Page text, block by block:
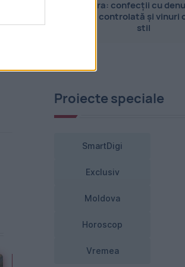
Pandora: confecții cu
origine controlată și vinuri
stil
Proiecte speciale
SmartDigi
Exclusiv
Moldova
Horoscop
Vremea